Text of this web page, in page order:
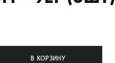
В КОРЗИНУ